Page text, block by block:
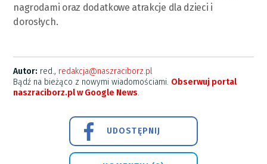
nagrodami oraz dodatkowe atrakcje dla dzieci i
dorosłych.
Autor: red., redakcja@naszraciborz.pl
Bądź na bieżąco z nowymi wiadomościami. Obserwuj portal
naszraciborz.pl w Google News.
UDOSTĘPNIJ